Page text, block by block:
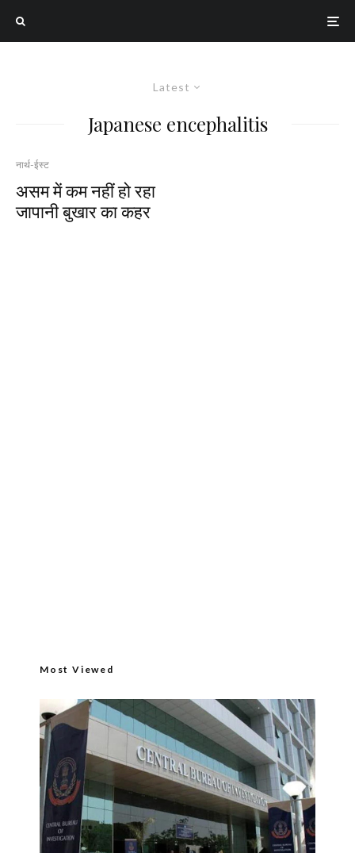
Latest
Japanese encephalitis
नार्थ-ईस्ट
असम में कम नहीं हो रहा
जापानी बुखार का कहर
Most Viewed